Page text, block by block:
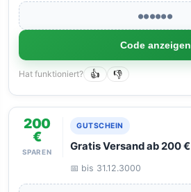
●●●●●●
Code anzeigen
Hat funktioniert? 👍 👎
200
€
SPAREN
GUTSCHEIN
Gratis Versand ab 200 €
📅 bis 31.12.3000